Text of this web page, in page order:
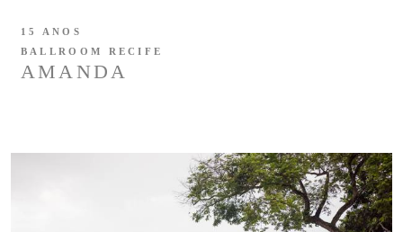
AMANDA
15 ANOS
BALLROOM RECIFE